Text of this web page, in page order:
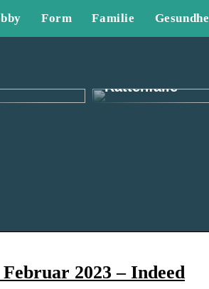
Form Familie
Rattenfalle
2023 – Indeed